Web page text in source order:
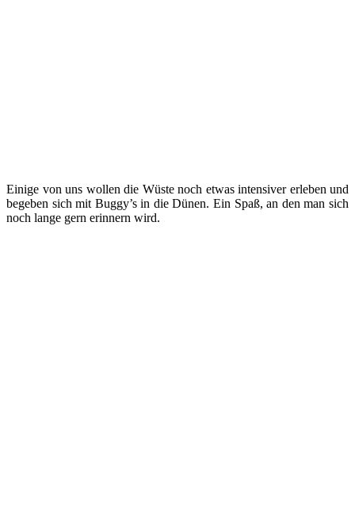
Einige von uns wollen die Wüste noch etwas intensiver erleben und
begeben sich mit Buggy’s in die Dünen. Ein Spaß, an den man sich
noch lange gern erinnern wird.